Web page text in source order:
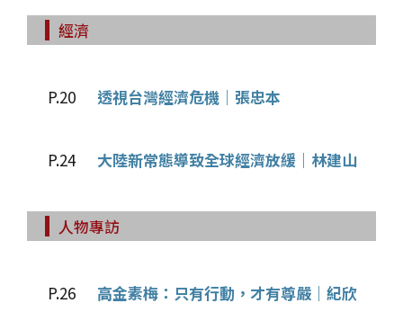
經濟
P.20 透視台灣經濟危機｜張忠本
P.24 大陸新常態導致全球經濟放緩｜林建山
人物專訪
P.26 高金素梅：只有行動，才有尊嚴｜紀欣